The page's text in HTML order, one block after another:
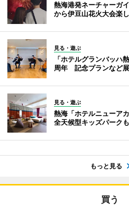
熱海港発ネーチャーガ
から伊豆山花火大会楽
見る・遊ぶ
「ホテルグランバッハ
周年 記念プランなど
見る・遊ぶ
熱海「ホテルニューア
全天候型キッズパークも
もっと見る
買う